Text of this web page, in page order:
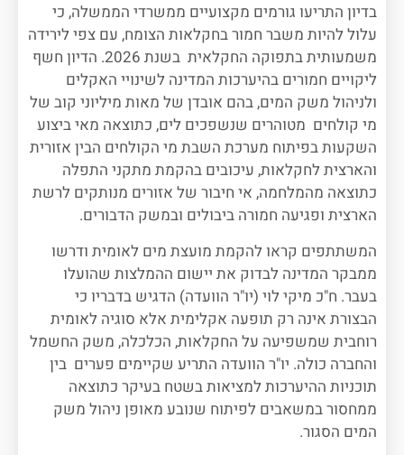
בדיון התריעו גורמים מקצועיים ממשרדי הממשלה, כי
עלול להיות משבר חמור בחקלאות הצומח, עם צפי לירידה
משמעותית בתפוקה החקלאית בשנת 2026. הדיון חשף
ליקויים חמורים בהיערכות המדינה לשינויי האקלים
ולניהול משק המים, בהם אובדן של מאות מיליוני קוב של
מי קולחים מטוהרים שנשפכים לים, כתוצאה מאי ביצוע
השקעות בפיתוח מערכת השבת מי הקולחים הבין אזורית
והארצית לחקלאות, עיכובים בהקמת מתקני התפלה
כתוצאה מהמלחמה, אי חיבור של אזורים מנותקים לרשת
הארצית ופגיעה חמורה ביבולים ובמשק הדבורים.
המשתתפים קראו להקמת מועצת מים לאומית ודרשו
ממבקר המדינה לבדוק את יישום ההמלצות שהועלו
בעבר. ח"כ מיקי לוי (יו"ר הוועדה) הדגיש בדבריו כי
הבצורת אינה רק תופעה אקלימית אלא סוגיה לאומית
רוחבית שמשפיעה על החקלאות, הכלכלה, משק החשמל
והחברה כולה. יו"ר הוועדה התריע שקיימים פערים בין
תוכניות ההיערכות למציאות בשטח בעיקר כתוצאה
ממחסור במשאבים לפיתוח שנובע מאופן ניהול משק
המים הסגור.